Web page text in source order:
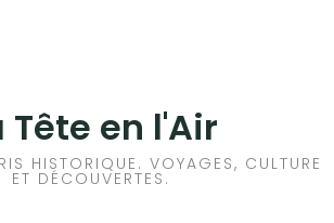
Tête en l'Air
HISTORIQUE. VOYAGES, CULTURE
ET DÉCOUVERTES.
FRANCE